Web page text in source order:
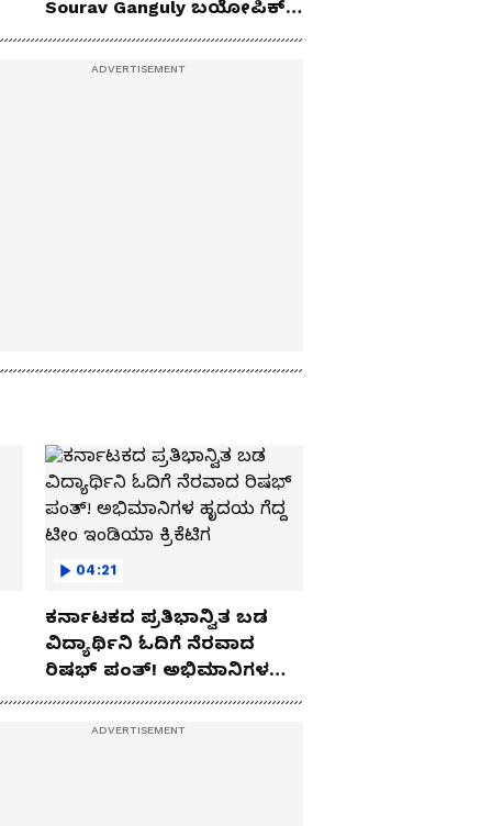
Sourav Ganguly ಬಯೋಪಿಕ್‌
ಫಸ್ಟ್ ಲುಕ್ ಔಟ್
04:21
ಕರ್ನಾಟಕದ ಪ್ರತಿಭಾನ್ವಿತ ಬಡ
ವಿದ್ಯಾರ್ಥಿನಿ ಓದಿಗೆ ನೆರವಾದ
ರಿಷಭ್ ಪಂತ್! ಅಭಿಮಾನಿಗಳ